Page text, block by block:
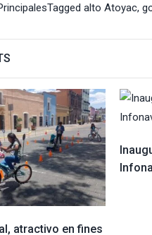
Tagged alto Atoyac,
atractivo en fines